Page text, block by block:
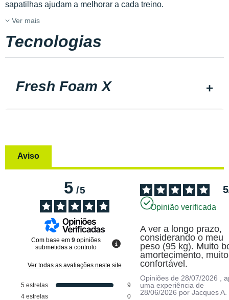
sapatilhas ajudam a melhorar a cada treino.
Ver mais
Tecnologias
Fresh Foam X
Aviso
5/5
Com base em 9 opiniões
submetidas a controlo
Ver todas as avaliações neste site
5 estrelas
9
4 estrelas
0
5
Opinião verificada
A ver a longo prazo,
considerando o meu
peso (95 kg). Muito
amortecimento, muito
confortável.
Opiniões de 28/07/2026
,
uma experiência de
28/06/2026 porJacques A.